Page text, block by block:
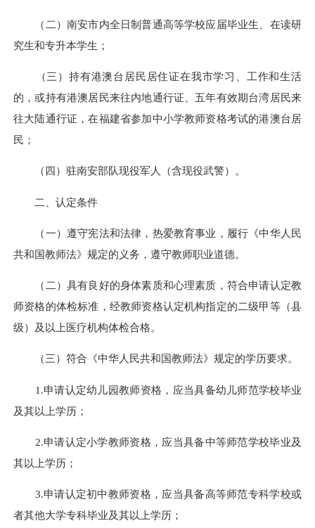
（二）南安市内全日制普通高等学校应届毕业生、在读研
究生和专升本学生；
（三）持有港澳台居民居住证在我市学习、工作和生活
的，或持有港澳居民来往内地通行证、五年有效期台湾居民来
往大陆通行证，在福建省参加中小学教师资格考试的港澳台居
民；
（四）驻南安部队现役军人（含现役武警）。
二、认定条件
（一）遵守宪法和法律，热爱教育事业，履行《中华人民
共和国教师法》规定的义务，遵守教师职业道德。
（二）具有良好的身体素质和心理素质，符合申请认定教
师资格的体检标准，经教师资格认定机构指定的二级甲等（县
级）及以上医疗机构体检合格。
（三）符合《中华人民共和国教师法》规定的学历要求。
1.申请认定幼儿园教师资格，应当具备幼儿师范学校毕业
及其以上学历；
2.申请认定小学教师资格，应当具备中等师范学校毕业及
其以上学历；
3.申请认定初中教师资格，应当具备高等师范专科学校或
者其他大学专科毕业及其以上学历；